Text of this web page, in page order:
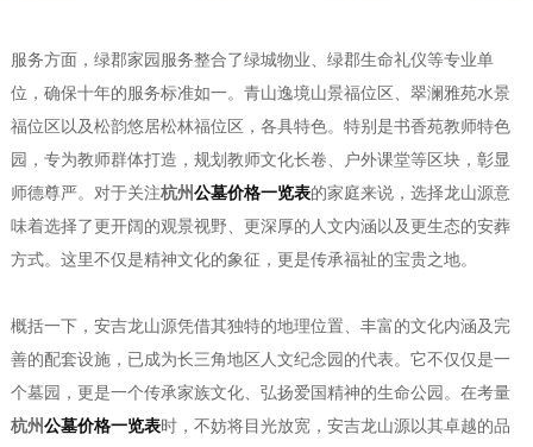
服务方面，绿郡家园服务整合了绿城物业、绿郡生命礼仪等专业单
位，确保十年的服务标准如一。青山逸境山景福位区、翠澜雅苑水景
福位区以及松韵悠居松林福位区，各具特色。特别是书香苑教师特色
园，专为教师群体打造，规划教师文化长卷、户外课堂等区块，彰显
师德尊严。对于关注杭州公墓价格一览表的家庭来说，选择龙山源意
味着选择了更开阔的观景视野、更深厚的人文内涵以及更生态的安葬
方式。这里不仅是精神文化的象征，更是传承福祉的宝贵之地。
概括一下，安吉龙山源凭借其独特的地理位置、丰富的文化内涵及完
善的配套设施，已成为长三角地区人文纪念园的代表。它不仅仅是一
个墓园，更是一个传承家族文化、弘扬爱国精神的生命公园。在考量
杭州公墓价格一览表时，不妨将目光放宽，安吉龙山源以其卓越的品